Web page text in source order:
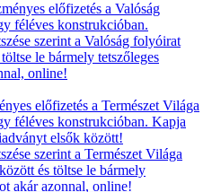
előfizetés a Valóság
féléves konstrukcióban.
szerint a Valóság folyóirat
le bármely tetszőleges
online!
előfizetés a Természet Világa
féléves konstrukcióban. Kapja
elsők között!
szerint a Természet Világa
és töltse le bármely
akár azonnal, online!